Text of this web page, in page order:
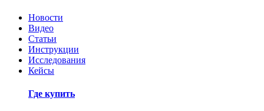
Новости
Видео
Статьи
Инструкции
Исследования
Кейсы
Где купить